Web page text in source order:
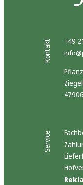
Kontakt
+49
Service